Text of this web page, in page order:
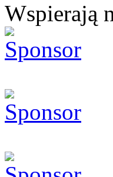
Wspierają